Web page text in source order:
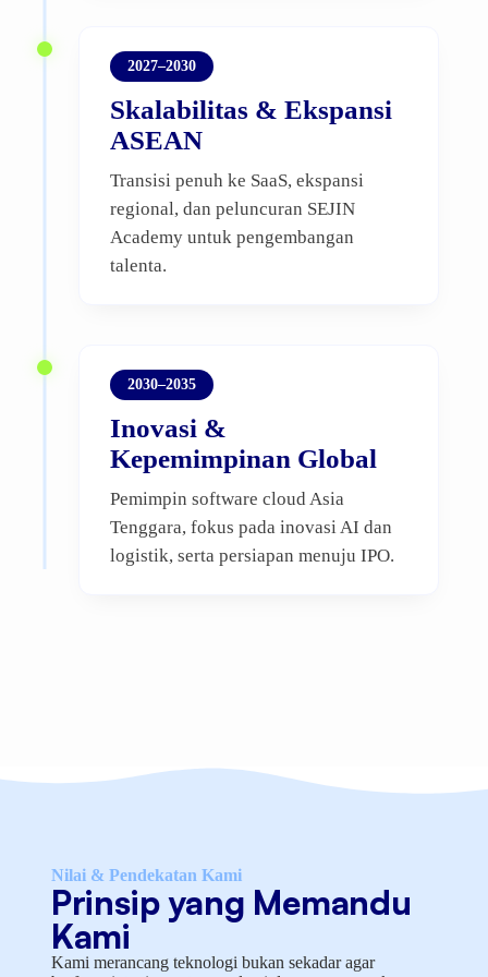
2027–2030
Skalabilitas & Ekspansi
ASEAN
Transisi penuh ke SaaS, ekspansi
regional, dan peluncuran SEJIN
Academy untuk pengembangan
talenta.
2030–2035
Inovasi &
Kepemimpinan Global
Pemimpin software cloud Asia
Tenggara, fokus pada inovasi AI dan
logistik, serta persiapan menuju IPO.
Nilai & Pendekatan Kami
Prinsip yang Memandu
Kami
Kami merancang teknologi bukan sekadar agar